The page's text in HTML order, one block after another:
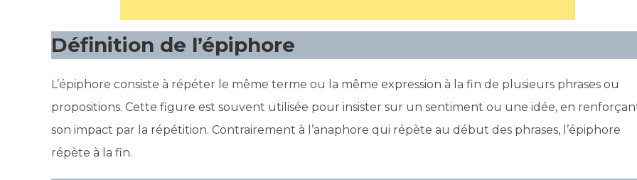
Définition de l’épiphore
L’épiphore consiste à répéter le même terme ou la même expression à la fin de plusieurs phrases ou
propositions. Cette figure est souvent utilisée pour insister sur un sentiment ou une idée, en
son impact par la répétition. Contrairement à l’anaphore qui répète au début des phrases, l’épiphore
répète à la fin.